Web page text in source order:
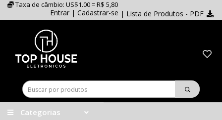
Taxa de câmbio: US$1.00 = R$ 5,80
Entrar | Cadastrar-se | Lista de Produtos - PDF
Categorias